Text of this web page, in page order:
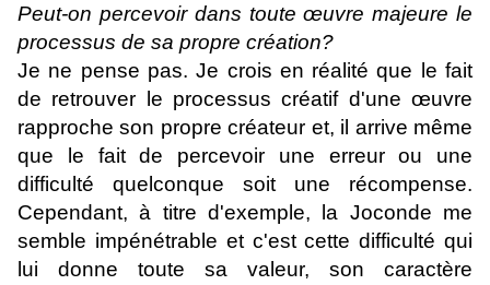
Peut-on percevoir dans toute œuvre majeure le
processus de sa propre création?
Je ne pense pas. Je crois en réalité que le fait
de retrouver le processus créatif d'une œuvre
rapproche son propre créateur et, il arrive même
que le fait de percevoir une erreur ou une
difficulté quelconque soit une récompense.
Cependant, à titre d'exemple, la Joconde me
semble impénétrable et c'est cette difficulté qui
lui donne toute sa valeur, son caractère